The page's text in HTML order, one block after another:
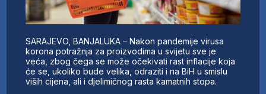
SARAJEVO, BANJALUKA – Nakon pandemije virusa
korona potražnja za proizvodima u svijetu sve je
veća, zbog čega se može očekivati rast inflacije koja
će se, ukoliko bude velika, odraziti i na BiH u smislu
viših cijena, ali i djelimičnog rasta kamatnih stopa.